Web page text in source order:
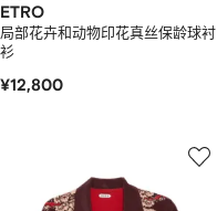
ETRO
局部花卉和动物印花真丝保龄球衬
衫
¥12,800